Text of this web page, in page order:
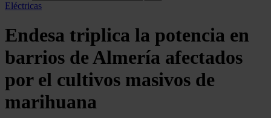
Eléctricas
Endesa triplica la potencia en
barrios de Almería afectados
por el cultivos masivos de
marihuana